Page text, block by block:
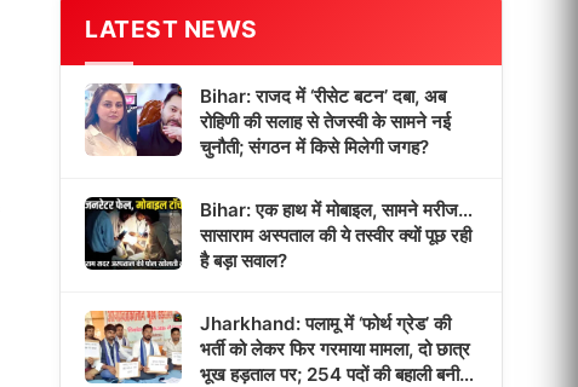
LATEST NEWS
Bihar: राजद में ‘रीसेट बटन’ दबा, अब
रोहिणी की सलाह से तेजस्वी के सामने नई
चुनौती; संगठन में किसे मिलेगी जगह?
Bihar: एक हाथ में मोबाइल, सामने मरीज…
सासाराम अस्पताल की ये तस्वीर क्यों पूछ रही
है बड़ा सवाल?
Jharkhand: पलामू में ‘फोर्थ ग्रेड’ की
भर्ती को लेकर फिर गरमाया मामला, दो छात्र
भूख हड़ताल पर; 254 पदों की बहाली बनी